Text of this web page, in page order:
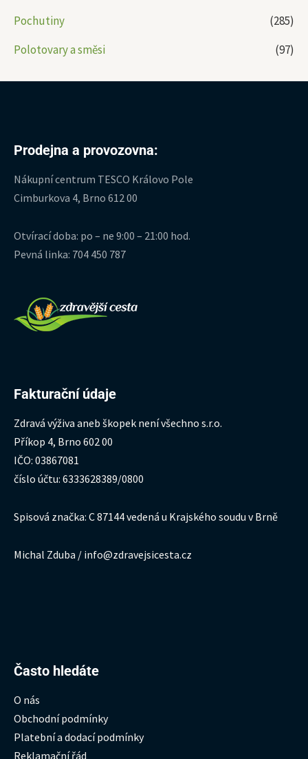
Pochutiny
(285)
Polotovary a směsi
(97)
Prodejna a provozovna:
Nákupní centrum TESCO Královo Pole
Cimburkova 4, Brno 612 00
Otvírací doba: po – ne 9:00 – 21:00 hod.
Pevná linka: 704 450 787
Fakturační údaje
Zdravá výživa aneb škopek není všechno s.r.o.
Příkop 4, Brno 602 00
IČO: 03867081
číslo účtu: 6333628389/0800
Spisová značka: C 87144 vedená u Krajského soudu v Brně
Michal Zduba / info@zdravejsicesta.cz
Často hledáte
O nás
Obchodní podmínky
Platební a dodací podmínky
Reklamační řád
Hledat: